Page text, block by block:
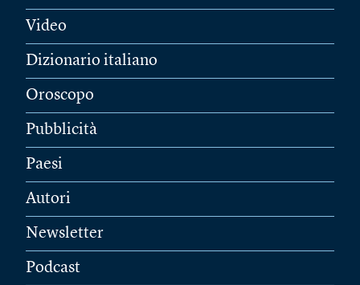
Video
Dizionario italiano
Oroscopo
Pubblicità
Paesi
Autori
Newsletter
Podcast